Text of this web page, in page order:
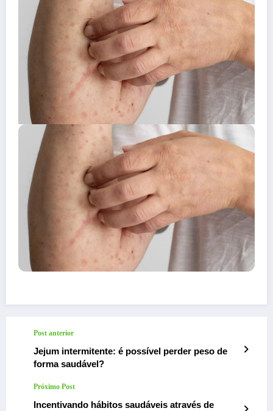
Post anterior
Jejum intermitente: é possível perder peso de
forma saudável?
Próximo Post
Incentivando hábitos saudáveis através de